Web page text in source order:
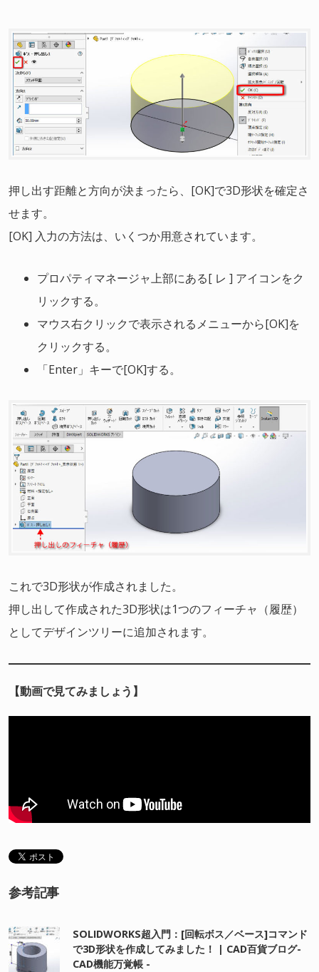
押し出す距離と方向が決まったら、[OK]で3D形状を確定さ
せます。
[OK] 入力の方法は、いくつか用意されています。
プロパティマネージャ上部にある[ レ ] アイコンをク
リックする。
マウス右クリックで表示されるメニューから[OK]を
クリックする。
「Enter」キーで[OK]する。
これで3D形状が作成されました。
押し出して作成された3D形状は1つのフィーチャ（履歴）
としてデザインツリーに追加されます。
【動画で見てみましょう】
参考記事
SOLIDWORKS超入門：[回転ボス／ベース]コマンド
で3D形状を作成してみました！ | CAD百貨ブログ-
CAD機能万覚帳 -